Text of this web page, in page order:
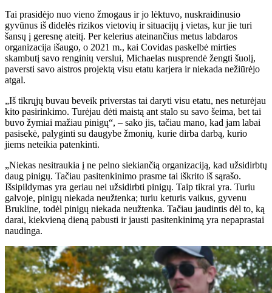
Tai prasidėjo nuo vieno žmogaus ir jo lėktuvo, nuskraidinusio
gyvūnus iš didelės rizikos vietovių ir situacijų į vietas, kur jie turi
šansų į geresnę ateitį. Per kelerius ateinančius metus labdaros
organizacija išaugo, o 2021 m., kai Covidas paskelbė mirties
skambutį savo renginių verslui, Michaelas nusprendė žengti šuolį,
paversti savo aistros projektą visu etatu karjera ir niekada nežiūrėjo
atgal.
„Iš tikrųjų buvau beveik priverstas tai daryti visu etatu, nes neturėjau
kito pasirinkimo. Turėjau dėti maistą ant stalo su savo šeima, bet tai
buvo žymiai mažiau pinigų“, – sako jis, tačiau mano, kad jam labai
pasisekė, palyginti su daugybe žmonių, kurie dirba darbą, kurio
jiems neteikia patenkinti.
„Niekas nesitraukia į ne pelno siekiančią organizaciją, kad užsidirbtų
daug pinigų. Tačiau pasitenkinimo prasme tai iškrito iš sąrašo.
Išsipildymas yra geriau nei užsidirbti pinigų. Taip tikrai yra. Turiu
galvoje, pinigų niekada neužtenka; turiu keturis vaikus, gyvenu
Brukline, todėl pinigų niekada neužtenka. Tačiau jaudintis dėl to, ką
darai, kiekvieną dieną pabusti ir jausti pasitenkinimą yra nepaprastai
naudinga.